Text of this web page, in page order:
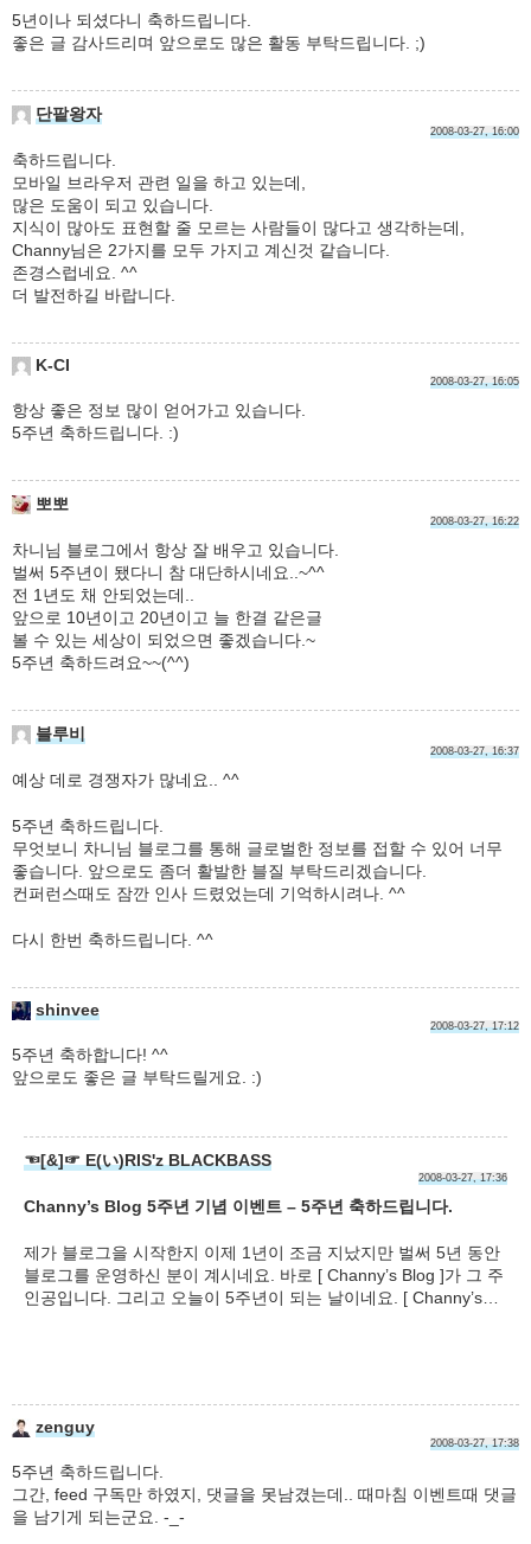
5년이나 되셨다니 축하드립니다.
좋은 글 감사드리며 앞으로도 많은 활동 부탁드립니다. ;)
단팥왕자
2008-03-27, 16:00
축하드립니다.
모바일 브라우저 관련 일을 하고 있는데,
많은 도움이 되고 있습니다.
지식이 많아도 표현할 줄 모르는 사람들이 많다고 생각하는데,
Channy님은 2가지를 모두 가지고 계신것 같습니다.
존경스럽네요. ^^
더 발전하길 바랍니다.
K-CI
2008-03-27, 16:05
항상 좋은 정보 많이 얻어가고 있습니다.
5주년 축하드립니다. :)
뽀뽀
2008-03-27, 16:22
차니님 블로그에서 항상 잘 배우고 있습니다.
벌써 5주년이 됐다니 참 대단하시네요..~^^
전 1년도 채 안되었는데..
앞으로 10년이고 20년이고 늘 한결 같은글
볼 수 있는 세상이 되었으면 좋겠습니다.~
5주년 축하드려요~~(^^)
블루비
2008-03-27, 16:37
예상 데로 경쟁자가 많네요.. ^^
5주년 축하드립니다.
무엇보니 차니님 블로그를 통해 글로벌한 정보를 접할 수 있어 너무
좋습니다. 앞으로도 좀더 활발한 블질 부탁드리겠습니다.
컨퍼런스때도 잠깐 인사 드렸었는데 기억하시려나. ^^
다시 한번 축하드립니다. ^^
shinvee
2008-03-27, 17:12
5주년 축하합니다! ^^
앞으로도 좋은 글 부탁드릴게요. :)
☜[&]☞ E(い)RIS'z BLACKBASS
2008-03-27, 17:36
Channy’s Blog 5주년 기념 이벤트 – 5주년 축하드립니다.
제가 블로그을 시작한지 이제 1년이 조금 지났지만 벌써 5년 동안
블로그를 운영하신 분이 계시네요. 바로 [ Channy’s Blog ]가 그 주
인공입니다. 그리고 오늘이 5주년이 되는 날이네요. [ Channy’s…
zenguy
2008-03-27, 17:38
5주년 축하드립니다.
그간, feed 구독만 하였지, 댓글을 못남겼는데.. 때마침 이벤트때 댓글
을 남기게 되는군요. -_-